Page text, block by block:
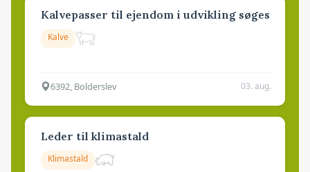
Kalvepasser til ejendom i udvikling søges
Kalve
6392, Bolderslev 03. aug.
Leder til klimastald
Klimastald